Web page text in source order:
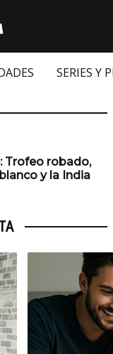
SERIES Y
Trofeo robado,
y la India